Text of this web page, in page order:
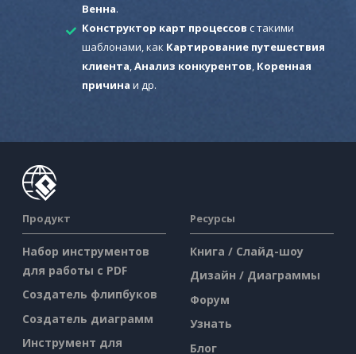
Венна.
Конструктор карт процессов с такими
шаблонами, как Картирование путешествия
клиента Анализ конкурентов Коренная
причина и др.
Продукт
Набор инструментов
для работы с PDF
Создатель флипбуков
Создатель диаграмм
Инструмент для
Ресурсы
Книга / Слайд-шоу
Дизайн / Диаграммы
Форум
Узнать
Блог